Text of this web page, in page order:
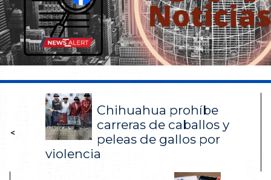
<
Chihuahua prohíbe
carreras de caballos y
peleas de gallos por
violencia